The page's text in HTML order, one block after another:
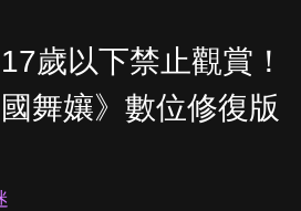
歲以下禁止觀賞！
舞孃》數位修復版